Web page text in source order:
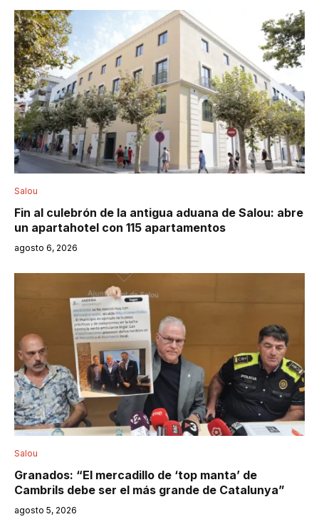
Salou
Fin al culebrón de la antigua aduana de Salou: abre
un apartahotel con 115 apartamentos
agosto 6, 2026
Salou
Granados: “El mercadillo de ‘top manta’ de
Cambrils debe ser el más grande de Catalunya”
agosto 5, 2026